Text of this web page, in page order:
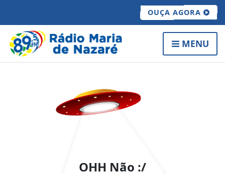
OUÇA AGORA
MENU
OHH Não :/